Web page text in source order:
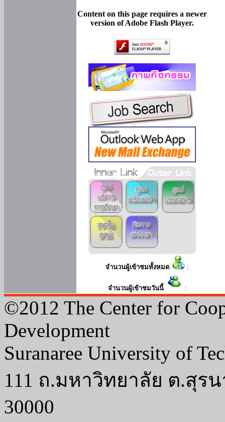
Content on this page requires a newer
version of Adobe Flash Player.
จำนวนผู้เข้าชมทั้งหมด :
จำนวนผู้เข้าชมวันนี้ :
©2012 The Center for
Development
Suranaree University of
111 ถ.มหาวิทยาลัย ต.สุร
30000